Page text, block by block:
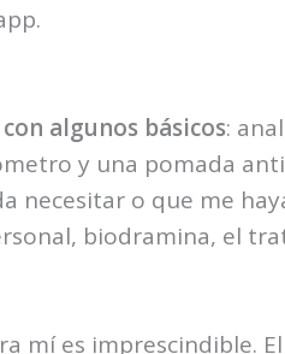
algunos básicos:
y una pomada
necesitar o que me
biodramina, el
mí es imprescindible.